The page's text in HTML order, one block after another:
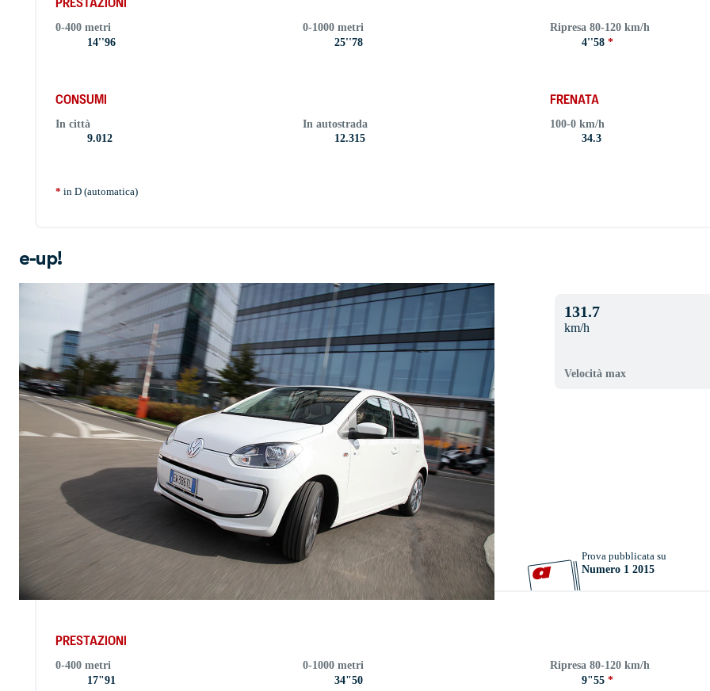
0-400 metri
14''96
0-1000 metri
25''78
Ripresa 80-120 km/h
4''58 *
CONSUMI
In città
9.012
In autostrada
12.315
FRENATA
100-0 km/h
34.3
* in D (automatica)
e-up!
Velocità max
131.7
km/h
Prova pubblicata su
Numero 1 2015
PRESTAZIONI
0-400 metri
17"91
0-1000 metri
34"50
Ripresa 80-120 km/h
9"55 *